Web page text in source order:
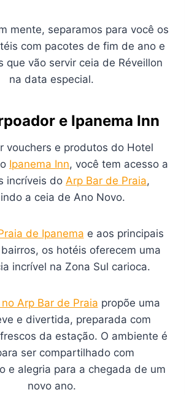
mente, separamos para você os
com pacotes de fim de ano e
que vão servir ceia de Réveillon
na data especial.
e Ipanema Inn
vouchers e produtos do Hotel
Ipanema Inn, você tem acesso a
incríveis do Arp Bar de Praia,
a ceia de Ano Novo.
de Ipanema e aos principais
os hotéis oferecem uma
incrível na Zona Sul carioca.
Arp Bar de Praia propõe uma
e divertida, preparada com
da estação. O ambiente é
ser compartilhado com
e alegria para a chegada de um
novo ano.